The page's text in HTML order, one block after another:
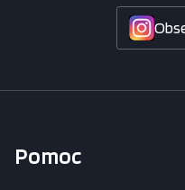
Linki w stopce
Pomoc